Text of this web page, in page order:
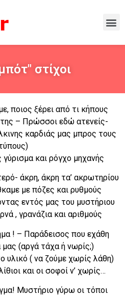
στίχοι
ποιος ξέρει από τι κήπους
– Πρώσσοι εδώ ατενείς-
καρδιάς μας μπρος τους
και ρόγχο μηχανής
άκρη, άκρη τα’ ακρωτηρίου
με πόζες και ρυθμούς
εντός μας του μυστήριου
, γρανάζια και αριθμούς
! – Παράδεισος που εχάθη
(αργά τάχα ή νωρίς;)
υλικό ( να ζούμε χωρίς λάθη)
και οι σοφοί ν’ χωρίς…
Μυστήριο γύρω οι τόποι